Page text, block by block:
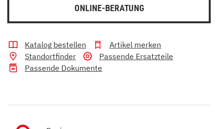
ONLINE-BERATUNG
Katalog bestellen
Artikel merken
Standortfinder
Passende Ersatzteile
Passende Dokumente